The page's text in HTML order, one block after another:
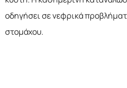
οδηγήσει σε νεφρικά
στομάχου.